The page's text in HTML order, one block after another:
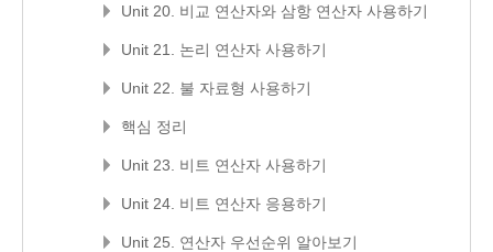
Unit 20. 비교 연산자와 삼항 연산자 사용하기
Unit 21. 논리 연산자 사용하기
Unit 22. 불 자료형 사용하기
핵심 정리
Unit 23. 비트 연산자 사용하기
Unit 24. 비트 연산자 응용하기
Unit 25. 연산자 우선순위 알아보기